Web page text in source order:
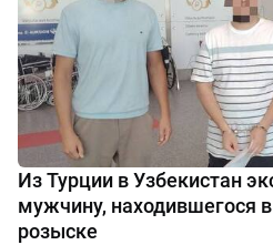
Из Турции в Узбекистан
мужчину, находившегося
розыске